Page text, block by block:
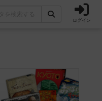
ログイン